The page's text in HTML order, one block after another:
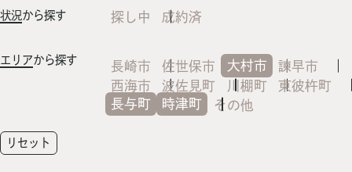
状況から探す 探し中 成約済
エリアから探す
長崎市 佐世保市 大村市
諫早市
西海市
波佐見町 川棚町
東彼杵町
長与町
時津町 その他
リセット